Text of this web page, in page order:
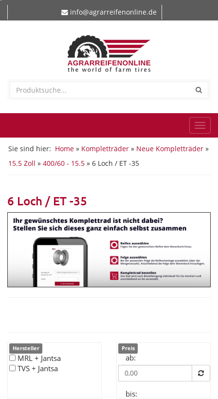
info@agrarreifenonline.de
Sie sind hier: Home » Kompletträder » Neue Kompletträder »
15.5 Zoll » 400/60 - 15.5 » 6 Loch / ET -35
6 Loch / ET -35
Hersteller
MRL + Jantsa
TVS + Jantsa
Preis
ab:
bis: